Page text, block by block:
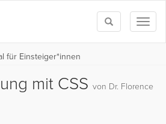
Toggle
search
für Einsteiger*innen
mit CSS von Dr. Florence